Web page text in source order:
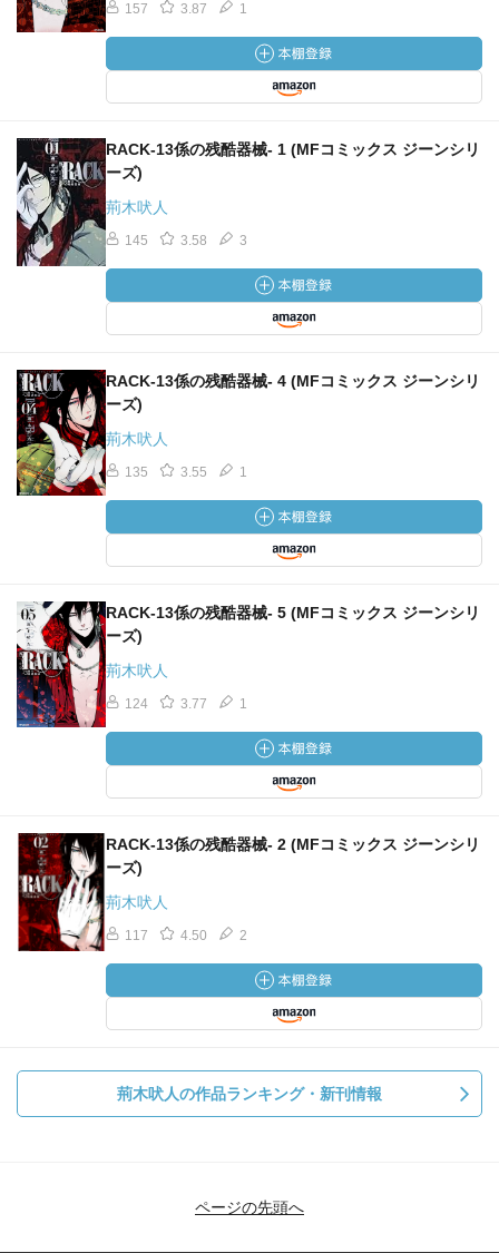
157 3.87 1
RACK‐13係の残酷器械‐ 1 (MFコミックス ジーンシリ
ーズ)
荊木吠人
145 3.58 3
RACK‐13係の残酷器械‐ 4 (MFコミックス ジーンシリ
ーズ)
荊木吠人
135 3.55 1
RACK‐13係の残酷器械‐ 5 (MFコミックス ジーンシリ
ーズ)
荊木吠人
124 3.77 1
RACK‐13係の残酷器械‐ 2 (MFコミックス ジーンシリ
ーズ)
荊木吠人
117 4.50 2
荊木吠人の作品ランキング・新刊情報
ページの先頭へ